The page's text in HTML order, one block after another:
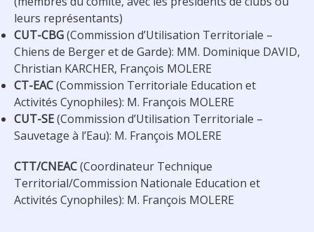
leurs représentants)
CUT-CBG(Commission d’Utilisation Territoriale –
Chiens de Berger et de Garde): MM. Dominique DAVID,
Christian KARCHER, François MOLERE
CT-EAC(Commission Territoriale Education et
Activités Cynophiles): M. François MOLERE
CUT-SE(Commission d’Utilisation Territoriale –
Sauvetage à l’Eau): M. François MOLERE
CTT/CNEAC(Coordinateur Technique
Territorial/Commission Nationale Education et
Activités Cynophiles): M. François MOLERE